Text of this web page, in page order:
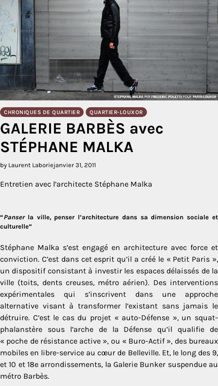
CHRONIQUES DE QUARTIER QUARTIER-LOUXOR
GALERIE BARBÈS avec
STÉPHANE MALKA
by Laurent Laboriejanvier 31, 2011
Entretien avec l’architecte Stéphane Malka
“Panserla ville, penser l’architecture dans sa dimension sociale et
culturelle”
Stéphane Malka s’est engagé en architecture avec force et
conviction. C’est dans cet esprit qu’il a créé le « Petit Paris »,
un dispositif consistant à investir les espaces délaissés de la
ville (toits, dents creuses, métro aérien). Des interventions
expérimentales qui s’inscrivent dans une approche
alternative visant à transformer l’existant sans jamais le
détruire. C’est le cas du projet « auto-Défense », un squat-
phalanstère sous l’arche de la Défense qu’il qualifie de
« poche de résistance active », ou « Buro-Actif », des bureaux
mobiles en libre-service au cœur de Belleville. Et, le long des 9,
et 10 et 18e arrondissements, la Galerie Bunker suspendue au
métro Barbès.